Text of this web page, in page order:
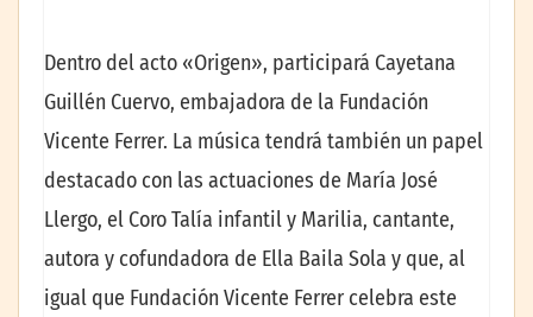
Dentro del acto «Origen», participará Cayetana
Guillén Cuervo, embajadora de la Fundación
Vicente Ferrer. La música tendrá también un papel
destacado con las actuaciones de María José
Llergo, el Coro Talía infantil y Marilia, cantante,
autora y cofundadora de Ella Baila Sola y que, al
igual que Fundación Vicente Ferrer celebra este